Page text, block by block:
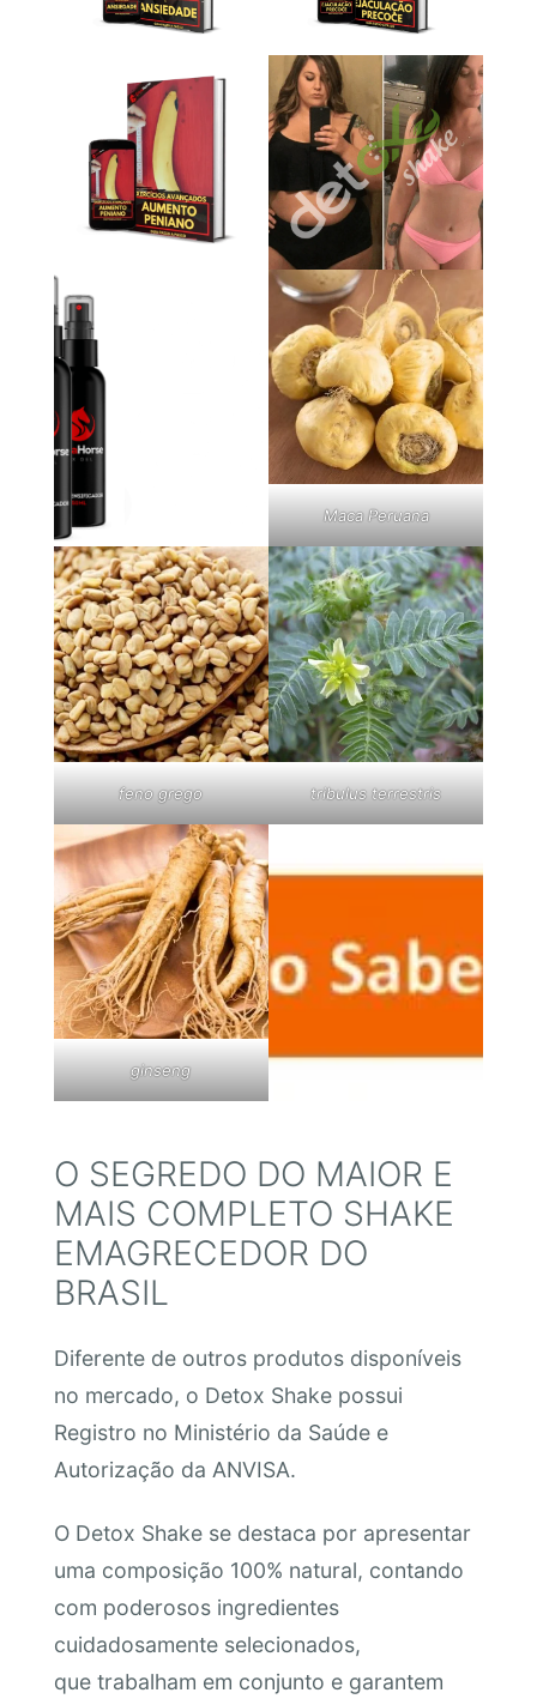
Maca Peruana
feno grego tribulus terrestris
ginseng
O SEGREDO DO MAIOR E
MAIS COMPLETO SHAKE
EMAGRECEDOR DO
BRASIL
Diferente de outros produtos disponíveis
no mercado, o Detox Shake possui
Registro no Ministério da Saúde e
Autorização da ANVISA.
O Detox Shake se destaca por apresentar
uma composição 100% natural, contando
com poderosos ingredientes
cuidadosamente selecionados,
que trabalham em conjunto e garantem